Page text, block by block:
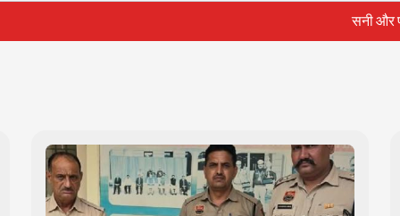
सनी और प्रीति जिंटा ने